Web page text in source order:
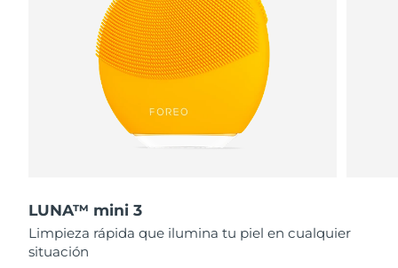
LUNA™ mini 3
Limpieza rápida que ilumina tu piel en cualquier
situación